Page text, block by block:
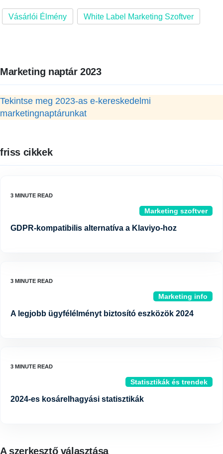
Vásárlói Élmény White Label Marketing Szoftver
Marketing naptár 2023
Tekintse meg 2023-as e-kereskedelmi
marketingnaptárunkat
friss cikkek
Marketing szoftver
GDPR-kompatibilis alternatíva a Klaviyo-hoz
Marketing info
A legjobb ügyfélélményt biztosító eszközök 2024
Statisztikák és trendek
2024-es kosárelhagyási statisztikák
A szerkesztő választása